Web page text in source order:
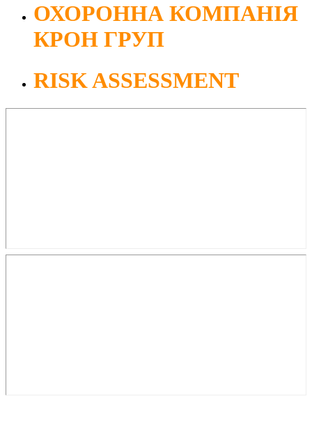
ОХОРОННА КОМПАНІЯ
КРОН ГРУП
RISK ASSESSMENT